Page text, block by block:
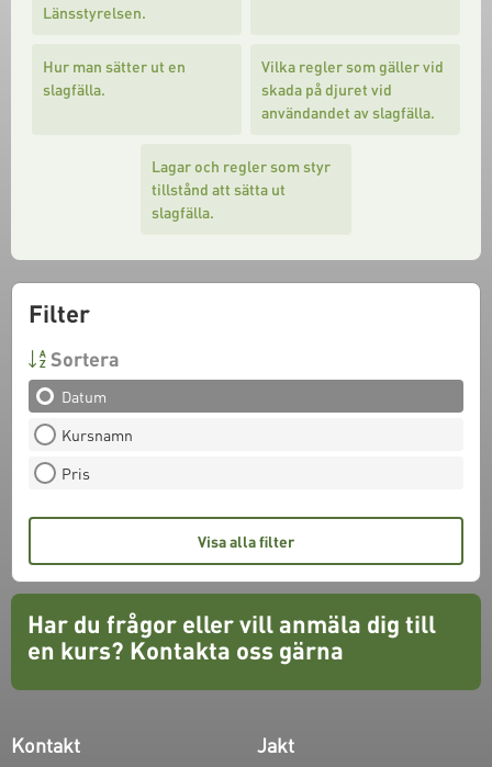
Länsstyrelsen.
Hur man sätter ut en
slagfälla.
Vilka regler som gäller vid
skada på djuret vid
användandet av slagfälla.
Lagar och regler som styr
tillstånd att sätta ut
slagfälla.
Filter
Sortera
Datum
Kursnamn
Pris
Visa alla filter
Har du frågor eller vill anmäla dig till
en kurs? Kontakta oss gärna
Kontakt Jakt